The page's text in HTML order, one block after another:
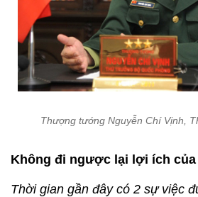
Thượng tướng Nguyễn Chí Vịnh,
Không đi ngược lại lợi ích của
Thời gian gần đây có 2 sự việc